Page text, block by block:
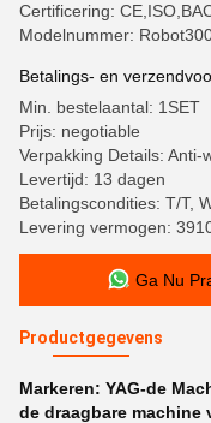
Certificering:
Modelnummer:
Betalings- en
Min. bestelaantal: 1SET
Prijs: negotiable
Verpakking Details:
Levertijd: 13 dagen
Betalingscondities: T/T,
Levering vermogen:
Ga Nu
Productgegevens
Markeren: YAG-de
de draagbare machine